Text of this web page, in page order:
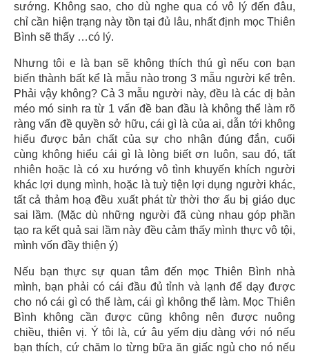
sướng. Không sao, cho dù nghe qua có vô lý đến đâu,
chỉ cần hiện trạng này tồn tại đủ lâu, nhất định mọc Thiên
Bình sẽ thấy …có lý.
Nhưng tôi e là bạn sẽ không thích thú gì nếu con bạn
biến thành bất kể là mẫu nào trong 3 mẫu người kể trên.
Phải vậy không? Cả 3 mẫu người này, đều là các dị bản
méo mó sinh ra từ 1 vấn đề ban đầu là không thể làm rõ
ràng vấn đề quyền sở hữu, cái gì là của ai, dẫn tới không
hiểu được bản chất của sự cho nhận đúng đắn, cuối
cùng không hiểu cái gì là lòng biết ơn luôn, sau đó, tất
nhiên hoặc là có xu hướng vô tình khuyến khích người
khác lợi dụng mình, hoặc là tuỳ tiện lợi dụng người khác,
tất cả thảm hoạ đều xuất phát từ thời thơ ấu bị giáo dục
sai lầm. (Mặc dù những người đã cùng nhau góp phần
tạo ra kết quả sai lầm này đều cảm thấy mình thực vô tội,
mình vốn đầy thiện ý)
Nếu bạn thực sự quan tâm đến mọc Thiên Bình nhà
mình, bạn phải có cái đầu đủ tỉnh và lạnh để dạy được
cho nó cái gì có thể làm, cái gì không thể làm. Mọc Thiên
Bình không cần được cũng không nên được nuông
chiều, thiên vị. Ý tôi là, cứ âu yếm dịu dàng với nó nếu
bạn thích, cứ chăm lo từng bữa ăn giấc ngủ cho nó nếu